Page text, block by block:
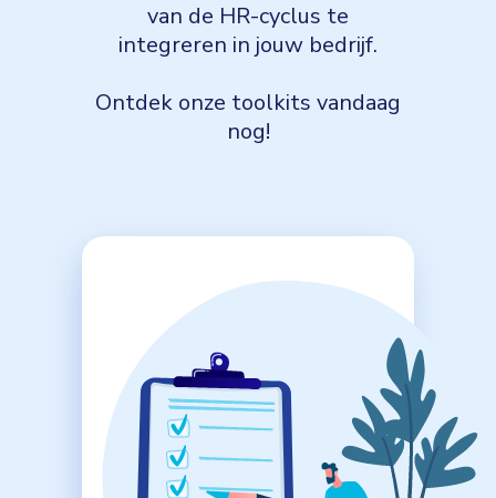
van de HR-cyclus te
integreren in jouw bedrijf.
Ontdek onze toolkits vandaag
nog!